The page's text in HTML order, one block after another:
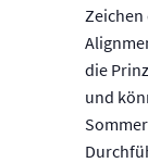
Zeichen
die
und